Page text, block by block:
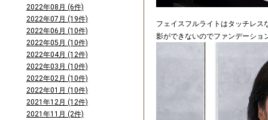
フェイスフルライトはタッチレス
影ができないのでファンデーショ
2022年08月 (6件)
2022年07月 (19件)
2022年06月 (10件)
2022年05月 (10件)
2022年04月 (12件)
2022年03月 (10件)
2022年02月 (10件)
2022年01月 (10件)
2021年12月 (12件)
2021年11月 (2件)